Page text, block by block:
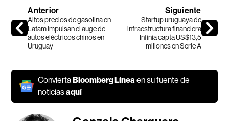
Anterior
Altos precios de gasolina en
Latam impulsan el auge de
autos eléctricos chinos en
Uruguay
Siguiente
Startup uruguaya de
infraestructura financiera
Infinia capta US$13,5
millones en Serie A
ConviertaBloomberg Líneaen su fuente de
noticiasaquí